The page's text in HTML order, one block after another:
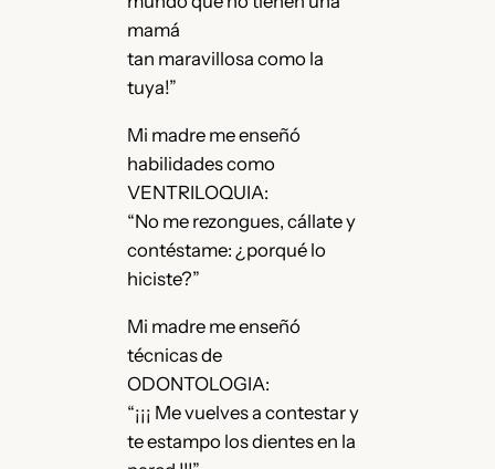
mamá
tan maravillosa como la
tuya!”
Mi madre me enseñó
habilidades como
VENTRILOQUIA:
“No me rezongues, cállate y
contéstame: ¿porqué lo
hiciste?”
Mi madre me enseñó
técnicas de
ODONTOLOGIA:
“¡¡¡ Me vuelves a contestar y
te estampo los dientes en la